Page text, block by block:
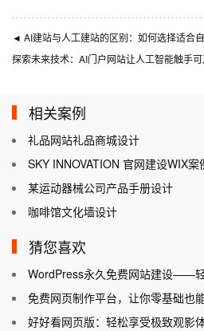
◄ AI建站与人工建站的区别：如何选择适合
探索未来技术：AI门户网站让人工智能触手可
相关案例
礼品网站礼品商城设计
SKY INNOVATION 官网建设WIX案
某运动器械公司产品手册设计
咖啡馆文化墙设计
猜您喜欢
WordPress永久免费网站建设——轻松
免费网页制作平台，让你零基础也能
好好看网页版：轻松享受极致观影